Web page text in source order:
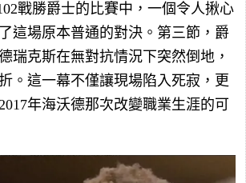
戰勝爵士的比賽中，一個令人揪心
這場原本普通的對決。第三節，爵
瑞克斯在無對抗情況下突然倒地，
。這一幕不僅讓現場陷入死寂，更
年海沃德那次改變職業生涯的可